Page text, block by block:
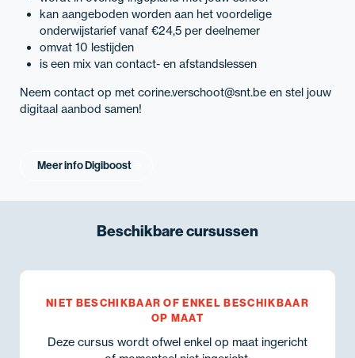
kan aangeboden worden aan het voordelige
onderwijstarief vanaf €24,5 per deelnemer
omvat 10 lestijden
is een mix van contact- en afstandslessen
Neem contact op met corine.verschoot@snt.be en stel jouw
digitaal aanbod samen!
Meer info Digiboost
Beschikbarecursussen
NIET BESCHIKBAAR OF ENKEL BESCHIKBAAR
OP MAAT
Deze cursus wordt ofwel enkel op maat ingericht